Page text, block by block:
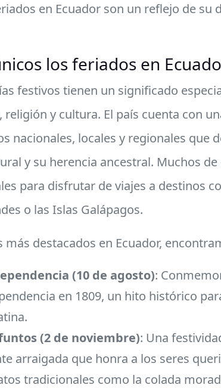
en Ecuador son un reflejo de su
los feriados en
festivos tienen un significado
y cultura. El país cuenta con
nacionales, locales y regionales que
y su herencia ancestral. Muchos de
para disfrutar de viajes a destinos
o las Islas Galápagos.
más destacados en Ecuador,
(10 de agosto):
en 1809, un hito histórico
(2 de noviembre): Una
arraigada que honra a los seres
tradicionales como la colada